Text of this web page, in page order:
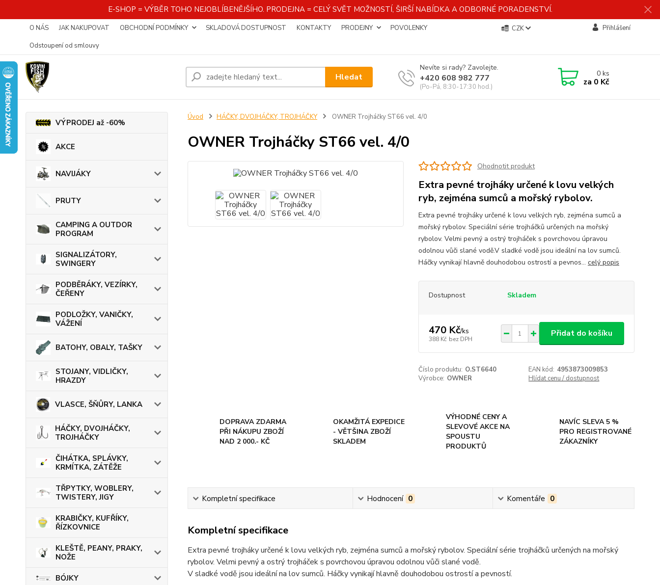
E-SHOP = VÝBĚR TOHO NEJOBLÍBENĚJŠÍHO. PRODEJNA = CELÝ SVĚT MOŽNOSTÍ, ŠIRŠÍ NABÍDKA A ODBORNÉ PORADENSTVÍ.
O NÁS JAK NAKUPOVAT OBCHODNÍ PODMÍNKY SKLADOVÁ DOSTUPNOST KONTAKTY PRODEJNY
POVOLENKY
Odstoupení od smlouvy
CZK Přihlášení
Hledat
Nevíte si rady? Zavolejte.
+420 608 982 777
(Po-Pá, 8:30-17:30 hod.)
0ks
za 0 Kč
VÝPRODEJ až -60%
AKCE
NAVIJÁKY
PRUTY
CAMPING A OUTDOR
PROGRAM
SIGNALIZÁTORY,
SWINGERY
PODBĚRÁKY, VEZÍRKY,
ČEŘENY
PODLOŽKY, VANIČKY,
VÁŽENÍ
BATOHY, OBALY, TAŠKY
STOJANY, VIDLIČKY,
HRAZDY
VLASCE, ŠŇŮRY, LANKA
HÁČKY, DVOJHÁČKY,
TROJHÁČKY
ČIHÁTKA, SPLÁVKY,
KRMÍTKA, ZÁTĚŽE
TŘPYTKY, WOBLERY,
TWISTERY, JIGY
KRABIČKY, KUFŘÍKY,
ŘÍZKOVNICE
KLEŠTĚ, PEANY, PRAKY,
NOŽE
BÓJKY
Úvod HÁČKY, DVOJHÁČKY, TROJHÁČKY OWNER Trojháčky ST66 vel. 4/0
OWNER Trojháčky ST66 vel. 4/0
Ohodnotit produkt
Extra pevné trojháky určené k lovu velkých
ryb, zejména sumců a mořský rybolov.
Extra pevné trojháky určené k lovu velkých ryb, zejména sumců a
mořský rybolov. Speciální série trojháčků určených na mořský
rybolov. Velmi pevný a ostrý trojháček s povrchovou úpravou
odolnou vůči slané vodě.V sladké vodě jsou ideální na lov sumců.
Háčky vynikají hlavně douhodobou ostrostí a pevnos... celý popis
Dostupnost Skladem
470 Kč/ks
388 Kč bez DPH
Přidat do košíku
Číslo produktu: O.ST6640 EAN kód: 4953873009853
Výrobce: OWNER Hlídat cenu / dostupnost
DOPRAVA ZDARMA
PŘI NÁKUPU ZBOŽÍ
NAD 2 000.- KČ
OKAMŽITÁ EXPEDICE
- VĚTŠINA ZBOŽÍ
SKLADEM
VÝHODNÉ CENY A
SLEVOVÉ AKCE NA
SPOUSTU
PRODUKTŮ
NAVÍC SLEVA 5 %
PRO REGISTROVANÉ
ZÁKAZNÍKY
Kompletní specifikace Hodnocení 0 Komentáře 0
Kompletní specifikace
Extra pevné trojháky určené k lovu velkých ryb, zejména sumců a mořský rybolov. Speciální série trojháčků určených na mořský
rybolov. Velmi pevný a ostrý trojháček s povrchovou úpravou odolnou vůči slané vodě.
V sladké vodě jsou ideální na lov sumců. Háčky vynikají hlavně douhodobou ostrostí a pevností.